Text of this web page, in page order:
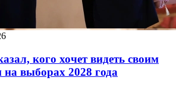
кого хочет видеть своим
выборах 2028 года